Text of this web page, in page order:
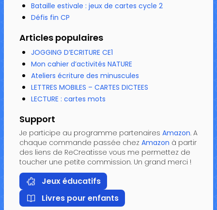
Bataille estivale : jeux de cartes cycle 2
Défis fin CP
Articles populaires
JOGGING D’ECRITURE CE1
Mon cahier d’activités NATURE
Ateliers écriture des minuscules
LETTRES MOBILES – CARTES DICTEES
LECTURE : cartes mots
Support
Je participe au programme partenaires Amazon. A
chaque commande passée chez Amazon à partir
des liens de ReCreatisse vous me permettez de
toucher une petite commission. Un grand merci !
Jeux éducatifs
Livres pour enfants